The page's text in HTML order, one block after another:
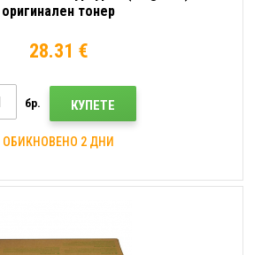
оригинален тонер
28.31 €
бр. КУПЕТЕ
ОБИКНОВЕНО 2 ДНИ